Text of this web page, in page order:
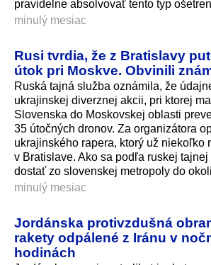
pravidelne absolvovať tento typ
minulý mesiac
Rusi tvrdia, že z Bratislavy
útok pri Moskve. Obvinili
Ruská tajná služba oznámila, že
ukrajinskej diverznej akcii, pri ktorej
Slovenska do Moskovskej oblasti
35 útočných dronov. Za organizátora
ukrajinského rapera, ktorý už niekoľko
v Bratislave. Ako sa podľa ruskej
dostať zo slovenskej metropoly do
minulý mesiac
Jordánska protivzdušná
rakety odpálené z Iránu v
hodinách